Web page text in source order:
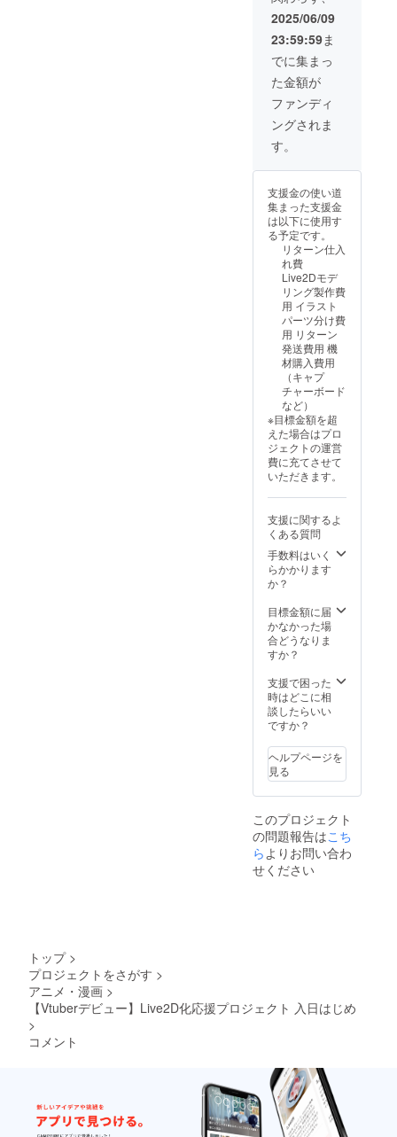
お知ら
す ※現
物グッ
ズは
BOOTH
の匿名
発送を
使用予
ははじ
めがは
じめを
描きま
す！ 掲
載期
間：動
画が存
続する
限り掲
載
「掲載
とご記
入くだ
さい ※
お礼ボ
イス、
スマホ
壁紙、
動画は
ギガ
ファイ
ル便を
使用し
て送付
予定で
す ※先
行配信
の日時
が決ま
り次第
お知ら
せしま
す ※現
物グッ
ズは
BOOTH
の匿名
発送を
使用予
定です
※色紙に
ははじ
めがは
じめを
描きま
す！ ※
パー
サイズ
を選択
いただ
間：動
画が存
続する
限り掲
い ※掲
載を希
望され
ない場
合は
「掲載
なし」
とご記
入くだ
イス、
スマホ
壁紙、
お礼
Live2D
動画は
ギガ
ル便を
使用し
て送付
予定で
す ※先
行配信
の日時
が決ま
り次第
お知ら
せしま
す ※現
物グッ
ズは
BOOTH
の匿名
使用予
定です
掲載期
間：動
限り掲
載
動画30
秒(共通)
■お名前
入りポ
スト
カード
＋ □ア
クリル
ボード
考欄に
希望さ
れるお
名前を
ご記入
くださ
載を希
望され
ない場
合は
「掲載
なし」
とご記
入くだ
さい ※
お礼ボ
イス、
スマホ
壁紙、
お礼
Live2D
動画は
ファイ
ル便を
使用し
て送付
予定で
行配信
の日時
が決ま
り次第
せしま
す ※現
物グッ
ズは
の匿名
発送を
使用予
定です
間：動
画が存
続する
限り掲
載
2025/06/09
23:59:59ま
でに集まっ
た金額が
ファンディ
ングされま
す。
支援金の使い道
集まった支援金
は以下に使用す
る予定です。
リターン仕入
れ費
Live2Dモデ
リング製作費
用 イラスト
パーツ分け費
用 リターン
発送費用 機
材購入費用
（キャプ
チャーボード
など）
※目標金額を超
えた場合はプロ
ジェクトの運営
費に充てさせて
いただきます。
支援に関するよ
くある質問
手数料はいく
らかかります
か？
目標金額に届
かなかった場
合どうなりま
すか？
支援で困った
時はどこに相
談したらいい
ですか？
ヘルプページを
見る
このプロジェクト
の問題報告はこち
らよりお問い合わ
せください
トップ >
プロジェクトをさがす >
アニメ・漫画 >
【Vtuberデビュー】Live2D化応援プロジェクト 入日はじめ
>
コメント